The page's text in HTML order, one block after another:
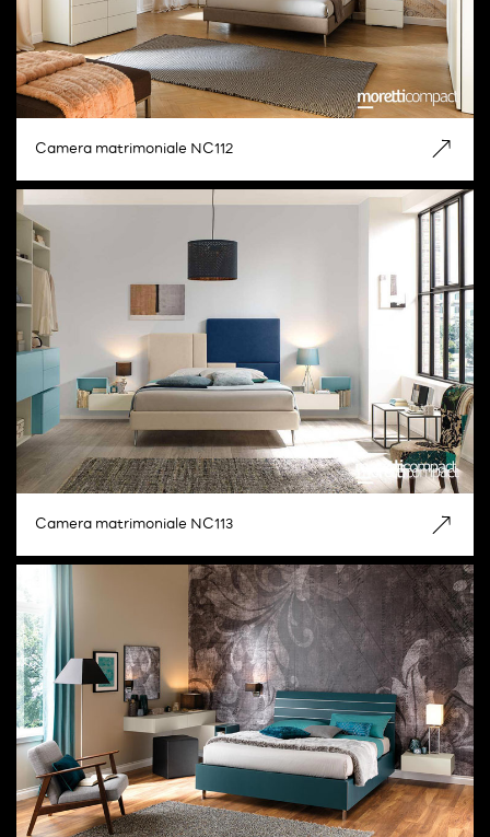
Camera matrimoniale NC112
Camera matrimoniale NC113